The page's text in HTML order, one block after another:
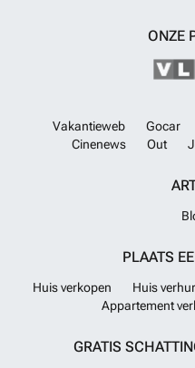
ONZE
Vakantieweb Gocar
Cinenews
Out
PLAATS
Huis verkopen Huis
Appartement
GRATIS